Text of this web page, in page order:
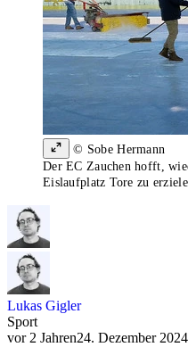
© Sobe Hermann
Der EC Zauchen hofft,
Eislaufplatz Tore zu
Lukas Gigler
Sport
vor 2 Jahren24. Dezember